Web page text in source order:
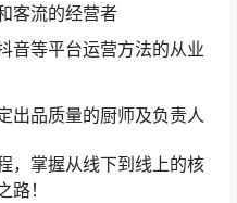
客流的经营者
音等平台运营方法的从业
出品质量的厨师及负责人
，掌握从线下到线上的核
！